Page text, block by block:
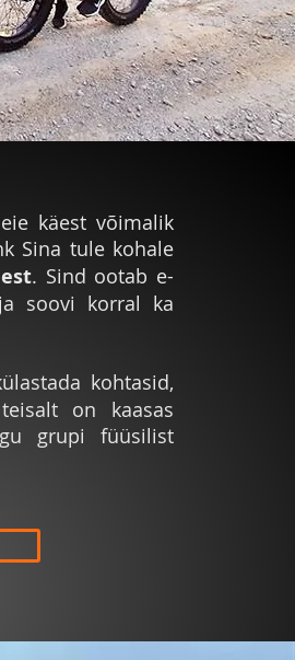
käest võimalik
Sina tule kohale
. Sind ootab e-
soovi korral ka
kohtasid,
on kaasas
grupi füüsilist